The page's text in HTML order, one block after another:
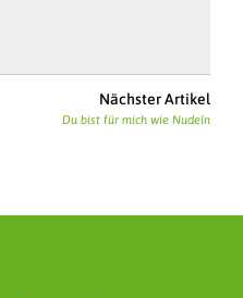
Nächster Artikel
Du bist für mich wie Nudeln